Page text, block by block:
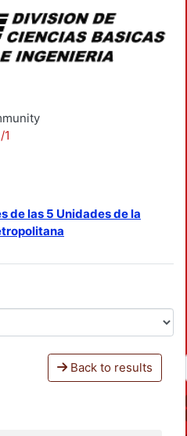
de las 5 Unidades de la
Back to results